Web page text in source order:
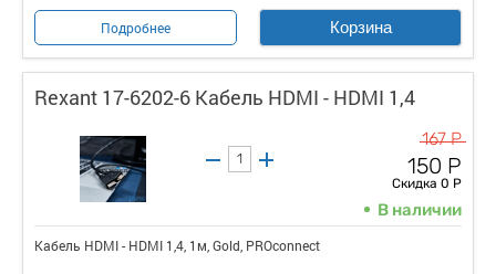
Подробнее Корзина
Rexant 17-6202-6 Кабель HDMI - HDMI 1,4
167 Р
150 Р
Скидка 0 Р
В наличии
Кабель HDMI - HDMI 1,4, 1м, Gold, PROconnect